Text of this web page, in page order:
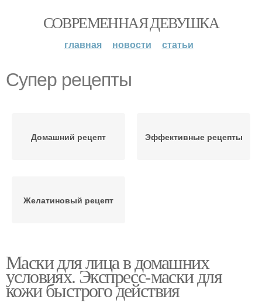
СОВРЕМЕННАЯ ДЕВУШКА
главная новости статьи
Супер рецепты
Домашний рецепт Эффективные рецепты
Желатиновый рецепт
Маски для лица в домашних
условиях. Экспресс-маски для
кожи быстрого действия